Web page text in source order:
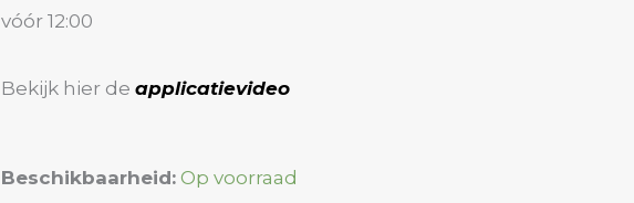
vóór 12:00
Bekijk hier de applicatievideo
Beschikbaarheid: Op voorraad
Color